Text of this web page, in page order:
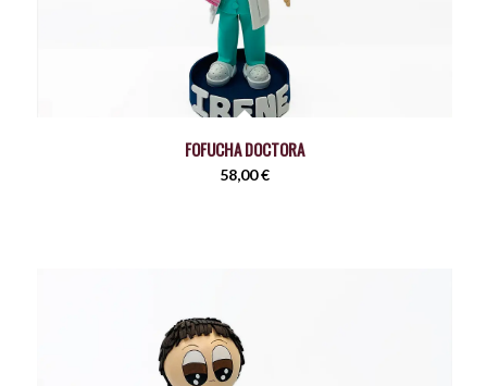
FOFUCHA DOCTORA
58,00€